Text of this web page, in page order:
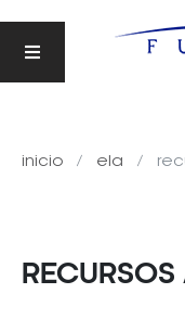
inicio ela